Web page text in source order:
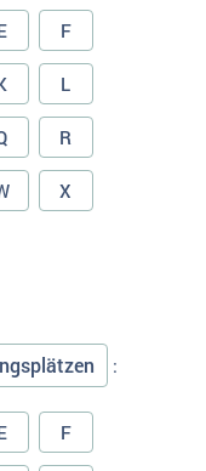
F
L
R
X
:
F